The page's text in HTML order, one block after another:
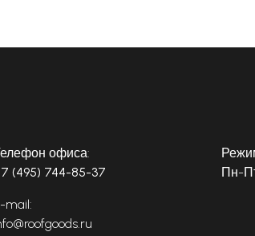
офиса:
(495) 744-85-37
mail:
Пн-